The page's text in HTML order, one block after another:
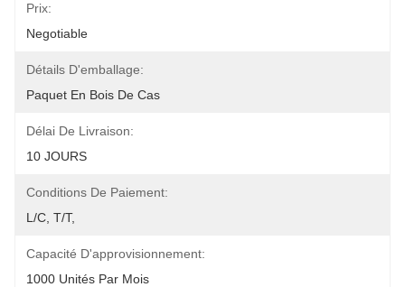
Prix:
Negotiable
Détails D'emballage:
Paquet En Bois De Cas
Délai De Livraison:
10 JOURS
Conditions De Paiement:
L/C, T/T,
Capacité D'approvisionnement:
1000 Unités Par Mois